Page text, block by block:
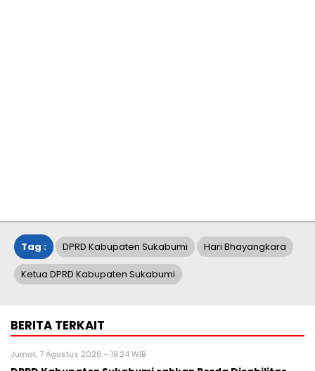
Tag : DPRD Kabupaten Sukabumi Hari Bhayangkara
Ketua DPRD Kabupaten Sukabumi
BERITA TERKAIT
Jumat, 7 Agustus 2026 - 19:24 WIB